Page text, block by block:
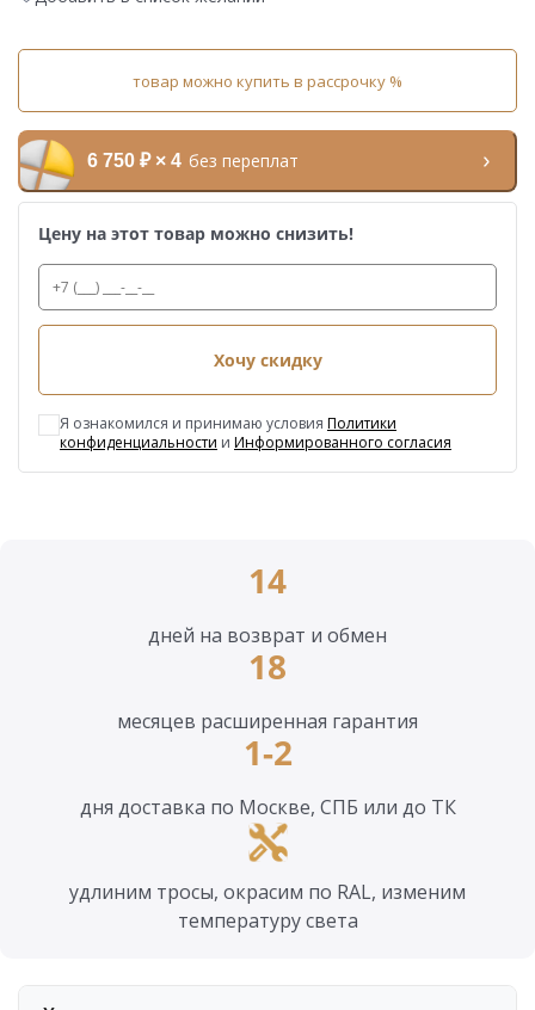
товар можно купить в рассрочку %
6 750 ₽ × 4 без переплат
Цену на этот товар можно снизить!
Хочу скидку
Я ознакомился и принимаю условия Политики
конфиденциальности и Информированного согласия
14
дней на возврат и обмен
18
месяцев расширенная гарантия
1-2
дня доставка по Москве, СПБ или до ТК
удлиним тросы, окрасим по RAL, изменим
температуру света